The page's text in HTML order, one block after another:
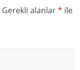
Gerekli alanlar* ile